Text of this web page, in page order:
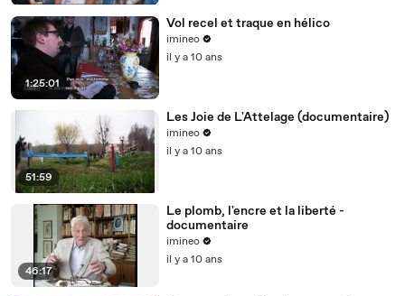
1:25:01
Vol recel et traque en hélico
imineo
il y a 10 ans
51:59
Les Joie de L'Attelage (documentaire)
imineo
il y a 10 ans
46:17
Le plomb, l'encre et la liberté -
documentaire
imineo
il y a 10 ans